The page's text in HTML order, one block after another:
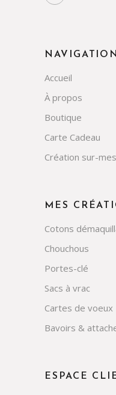
NAVIGATION
Accueil
À propos
Boutique
Carte Cadeau
Création sur-
MES
Cotons
Chouchous
Portes-clé
Sacs à vrac
Cartes de voeux
Bavoirs &
ESPACE